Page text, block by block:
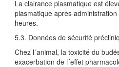
La clairance plasmatique est
plasmatique après
heures.
5.3. Données de sécurité
Chez l´animal, la toxicité du
exacerbation de l´effet